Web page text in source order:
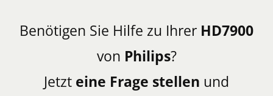
Benötigen Sie Hilfe zu Ihrer HD7900
von Philips?
Jetzt eine Frage stellen und